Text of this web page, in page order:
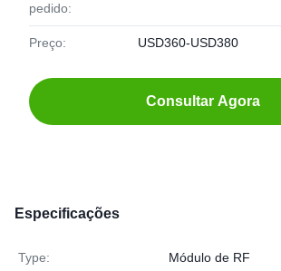
pedido:
Preço: USD360-USD380
Consultar Agora
Especificações
Type: Módulo de RF